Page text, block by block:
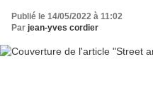
Publié le 14/05/2022 à 11:02
Par jean-yves cordier